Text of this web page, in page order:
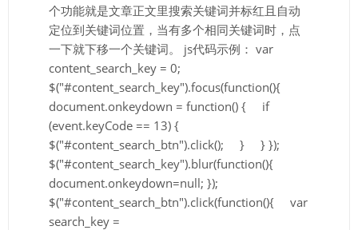
个功能就是文章正文里搜索关键词并标红且自动
定位到关键词位置，当有多个相同关键词时，点
一下就下移一个关键词。 js代码示例： var
content_search_key = 0;
$("#content_search_key").focus(function(){
document.onkeydown = function() { if
(event.keyCode == 13) {
$("#content_search_btn").click(); } } });
$("#content_search_key").blur(function(){
document.onkeydown=null; });
$("#content_search_btn").click(function(){ var
search_key =